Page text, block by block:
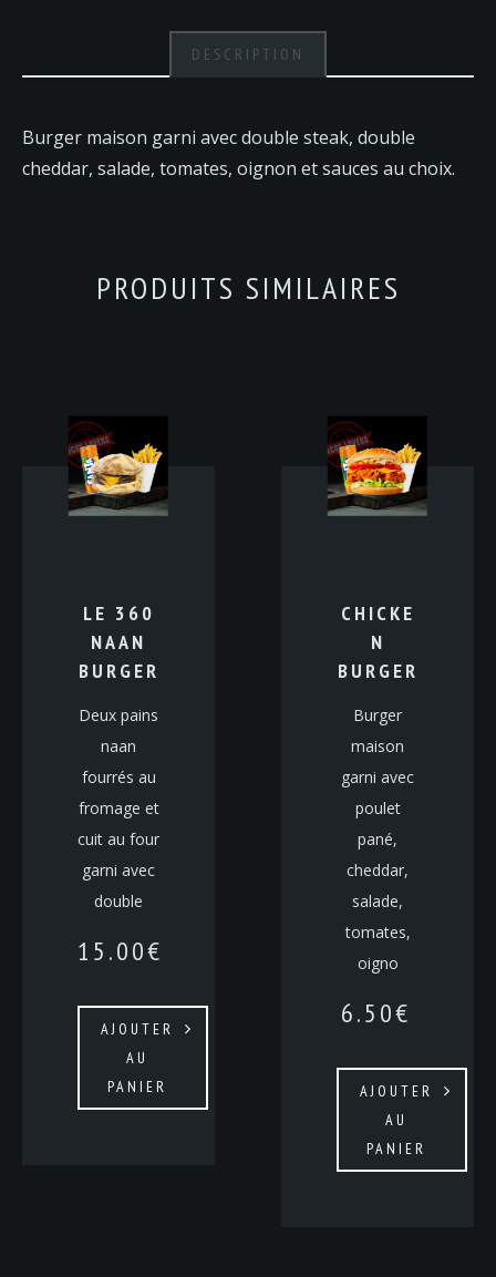
DESCRIPTION
Burger maison garni avec double steak, double
cheddar, salade, tomates, oignon et sauces au choix.
PRODUITS SIMILAIRES
LE 360
NAAN
BURGER
Deux pains
naan
fourrés au
fromage et
cuit au four
garni avec
double
15.00€
AJOUTER
AU
PANIER
CHICKE
N
BURGER
Burger
maison
garni avec
poulet
pané,
cheddar,
salade,
tomates,
oigno
6.50€
AJOUTER
AU
PANIER